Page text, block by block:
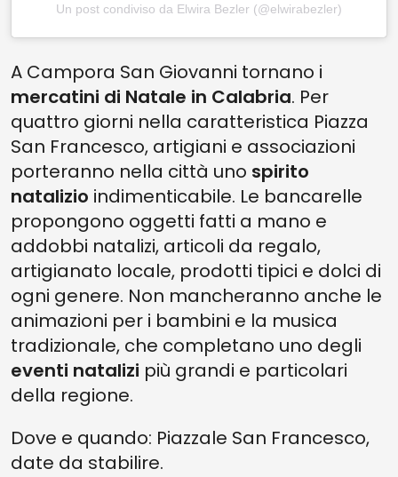
Un post condiviso da Elwira Bezler (@elwirabezler)
A Campora San Giovanni tornano i
mercatini di Natale in Calabria. Per
quattro giorni nella caratteristica Piazza
San Francesco, artigiani e associazioni
porteranno nella città uno spirito
natalizio indimenticabile. Le bancarelle
propongono oggetti fatti a mano e
addobbi natalizi, articoli da regalo,
artigianato locale, prodotti tipici e dolci di
ogni genere. Non mancheranno anche le
animazioni per i bambini e la musica
tradizionale, che completano uno degli
eventi natalizi più grandi e particolari
della regione.
Dove e quando: Piazzale San Francesco,
date da stabilire.